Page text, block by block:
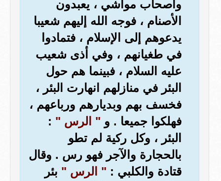
وأصحاب مواشي ، يعبدون
الأصنام ، فوجه الله إليهم شعيبا
يدعوهم إلى الإسلام ، فتمادوا
في طغيانهم ، وفي أذى شعيب
عليه السلام ، فبينما هم حول
البئر في منازلهم انهارت البئر ،
فخسف بهم وبديارهم ورباعهم ،
فهلكوا جميعا . و " الرس " :
البئر ، وكل ركية لم تطو
بالحجارة والآجر فهو رس . وقال
قتادة والكلبي : " الرس " بئر